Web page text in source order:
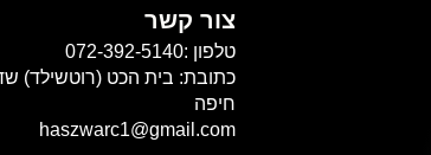
צור קשר
טלפון :072-392-5140
חיפה
haszwarc1@gmail.com